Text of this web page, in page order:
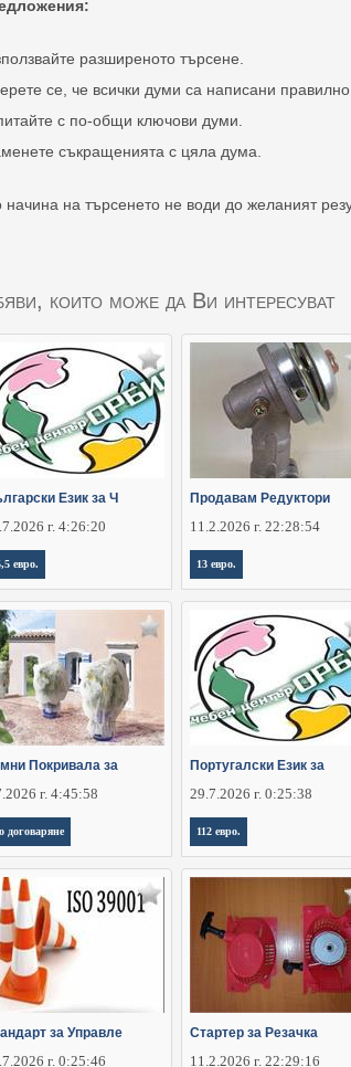
разширеното търсене.
се, че всички думи са написани правилно.
с по-общи ключови думи.
съкращенията с цяла дума.
начина на търсенето не води до желаният
които може да Ви интересуват
Език за Ч
г. 4:26:20
евро.
Продавам Редуктори
11.2.2026 г. 22:28:54
13 евро.
Покривала за
г. 4:45:58
договаряне
Португалски Език за
29.7.2026 г. 0:25:38
112 евро.
за Управле
г. 0:25:46
Стартер за Резачка
11.2.2026 г. 22:29:16